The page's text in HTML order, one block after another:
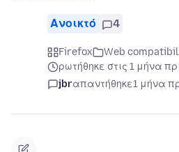
Ανοικτό 4
Firefox
Web
ρωτήθηκε στις 1 μήνα
jbrαπαντήθηκε1 μήνα